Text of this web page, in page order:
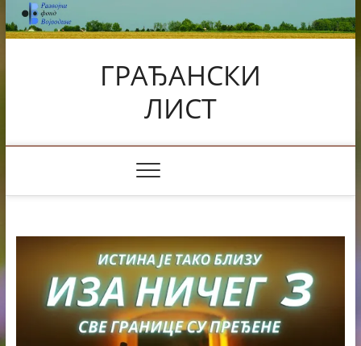
Skip
to
content
ГРАЂАНСКИ
ЛИСТ